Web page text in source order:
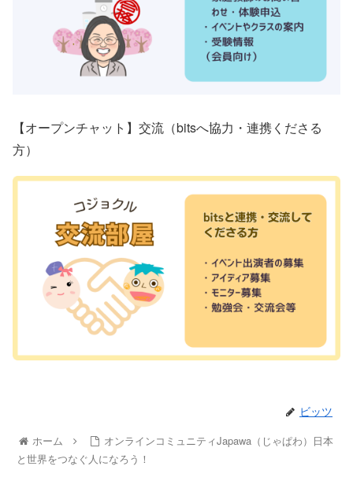
【オープンチャット】交流（bitsへ協力・連携くださる
方）
ビッツ
ホーム
オンラインコミュニティJapawa（じゃぱわ）日本
と世界をつなぐ人になろう！